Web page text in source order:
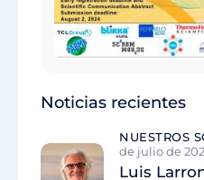
Noticias recientes
NUESTROS
de julio de
Luis